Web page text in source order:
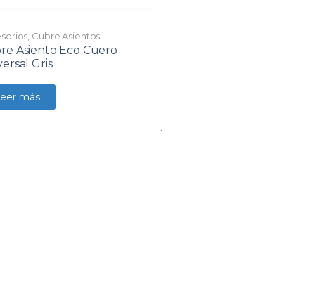
Cubre Asientos
Asiento Eco Cuero
Gris
más